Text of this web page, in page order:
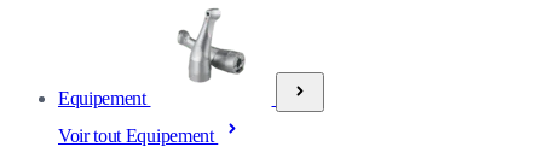
Equipement
Voir tout Equipement